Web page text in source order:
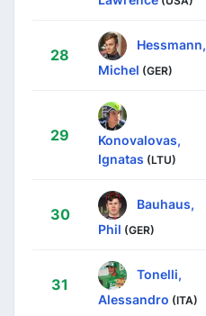
28
Hessmann,
Michel (GER)
29
Konovalovas,
Ignatas (LTU)
30
Bauhaus,
Phil (GER)
31
Tonelli,
Alessandro (ITA)